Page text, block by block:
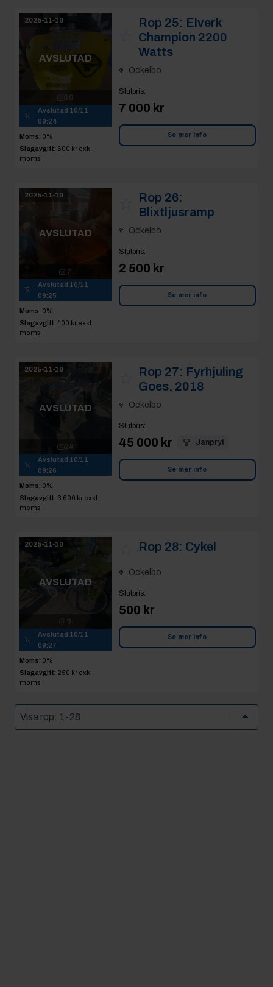
2025-11-10
AVSLUTAD
10
Avslutad 10/11
09:24
Moms: 0%
Slagavgift: 600 kr exkl.
moms
Rop 25: Elverk
Champion 2200
Watts
Ockelbo
Slutpris:
7 000 kr
Se mer info
2025-11-10
AVSLUTAD
7
Avslutad 10/11
09:25
Moms: 0%
Slagavgift: 400 kr exkl.
moms
Rop 26:
Blixtljusramp
Ockelbo
Slutpris:
2 500 kr
Se mer info
2025-11-10
AVSLUTAD
24
Avslutad 10/11
09:26
Moms: 0%
Slagavgift: 3 600 kr exkl.
moms
Rop 27: Fyrhjuling
Goes, 2018
Ockelbo
Slutpris:
45 000 kr Janpryl
Se mer info
2025-11-10
AVSLUTAD
Avslutad 10/11
09:27
Moms: 0%
Slagavgift: 250 kr exkl.
moms
Rop 28: Cykel
Ockelbo
Slutpris:
500 kr
Se mer info